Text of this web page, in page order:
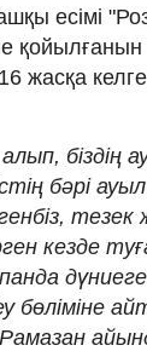
есімі
жасқа
біздің
бәрі
тезек
кезде
бөліміне